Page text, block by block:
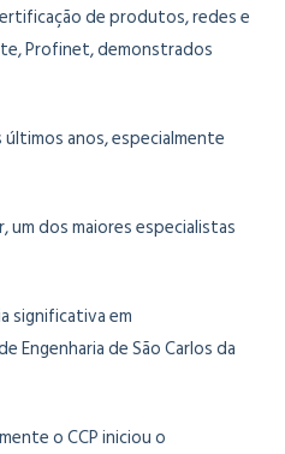
de produtos, redes e
Profinet, demonstrados
anos, especialmente
dos maiores especialistas
significativa em
de São Carlos da
o CCP iniciou o